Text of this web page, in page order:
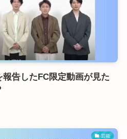
報告したFC限定動画が見た
芸能